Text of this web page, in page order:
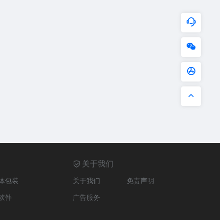
包装
件
关于我们
关于我们
免责声明
广告服务